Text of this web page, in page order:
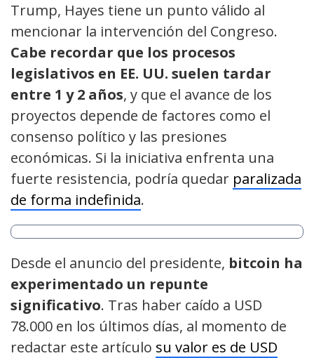
Trump, Hayes tiene un punto válido al
mencionar la intervención del Congreso.
Cabe recordar que los procesos
legislativos en EE. UU. suelen tardar
entre 1 y 2 años, y que el avance de los
proyectos depende de factores como el
consenso político y las presiones
económicas. Si la iniciativa enfrenta una
fuerte resistencia, podría quedar paralizada
de forma indefinida.
Desde el anuncio del presidente, bitcoin ha
experimentado un repunte
significativo. Tras haber caído a USD
78.000 en los últimos días, al momento de
redactar este artículo su valor es de USD